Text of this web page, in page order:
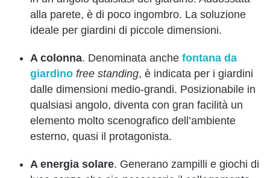
alla parete, è di poco ingombro. La soluzione
ideale per giardini di piccole dimensioni.
A colonna. Denominata anche fontana da
giardino free standing, è indicata per i giardini
dalle dimensioni medio-grandi. Posizionabile in
qualsiasi angolo, diventa con gran facilità un
elemento molto scenografico dell’ambiente
esterno, quasi il protagonista.
A energia solare. Generano zampilli e giochi di